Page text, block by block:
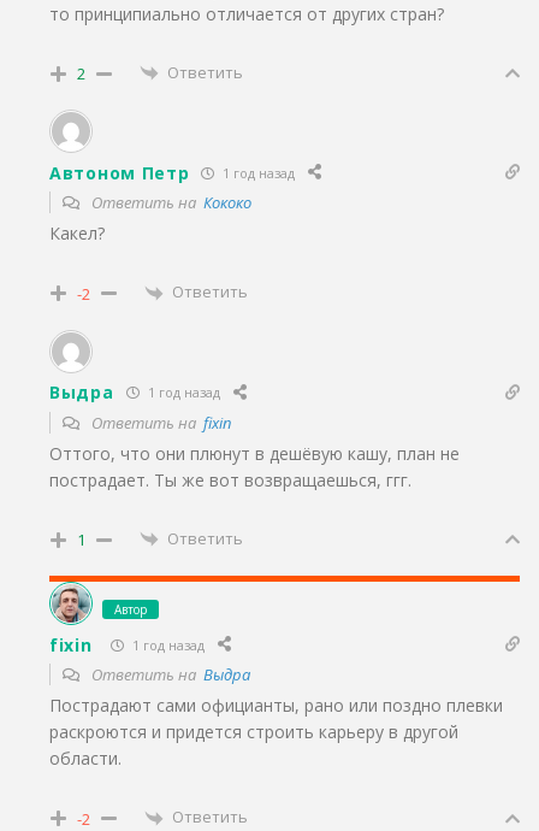
то принципиально отличается от других стран?
2 Ответить
Автоном Петр 1 год назад
Ответить на Кококо
Какел?
-2 Ответить
Выдра 1 год назад
Ответить на fixin
Оттого, что они плюнут в дешёвую кашу, план не
пострадает. Ты же вот возвращаешься, ггг.
1 Ответить
Автор
fixin 1 год назад
Ответить на Выдра
Пострадают сами официанты, рано или поздно плевки
раскроются и придется строить карьеру в другой
области.
-2 Ответить